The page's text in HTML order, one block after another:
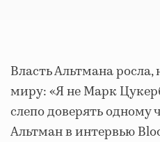
Власть Альтмана росла,
миру: «Я не Марк
слепо доверять одному
Альтман в интервью